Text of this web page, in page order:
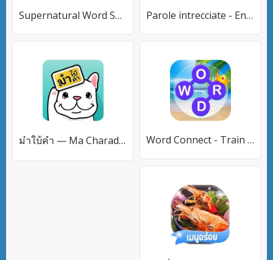
Supernatural Word Search Parole intrecciate - Enigmisti
ม๋าใบ้คำ — Ma Charades Word Connect - Train Brain